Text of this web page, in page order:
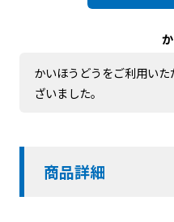
かいほうどうをご利用い
ざいました。
商品詳細